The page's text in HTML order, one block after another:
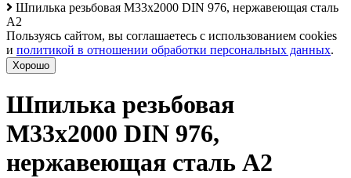
Шпилька резьбовая М33х2000 DIN 976, нержавеющая сталь
А2
Пользуясь сайтом, вы соглашаетесь с использованием cookies
и политикой в отношении обработки персональных данных.
Хорошо
Шпилька резьбовая
М33х2000 DIN 976,
нержавеющая сталь А2